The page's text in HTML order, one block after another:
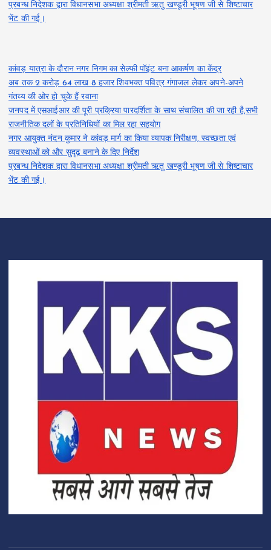
प्रबन्ध निदेशक द्वारा विधानसभा अध्यक्षा श्रीमती ऋतु खण्डूरी भूषण जी से शिष्टाचार
भेंट की गई।
कांवड़ यात्रा के दौरान नगर निगम का सेल्फी पॉइंट बना आकर्षण का केंद्र
अब तक 2 करोड़ 64 लाख 8 हजार शिवभक्त पवित्र गंगाजल लेकर अपने-अपने
गंतव्य की ओर हो चुके हैं रवाना
जनपद में एसआईआर की पूरी प्रक्रिया पारदर्शिता के साथ संचालित की जा रही है,सभी
राजनीतिक दलों के प्रतिनिधियों का मिल रहा सहयोग
नगर आयुक्त नंदन कुमार ने कांवड़ मार्ग का किया व्यापक निरीक्षण, स्वच्छता एवं
व्यवस्थाओं को और सुदृढ़ बनाने के दिए निर्देश
प्रबन्ध निदेशक द्वारा विधानसभा अध्यक्षा श्रीमती ऋतु खण्डूरी भूषण जी से शिष्टाचार
भेंट की गई।